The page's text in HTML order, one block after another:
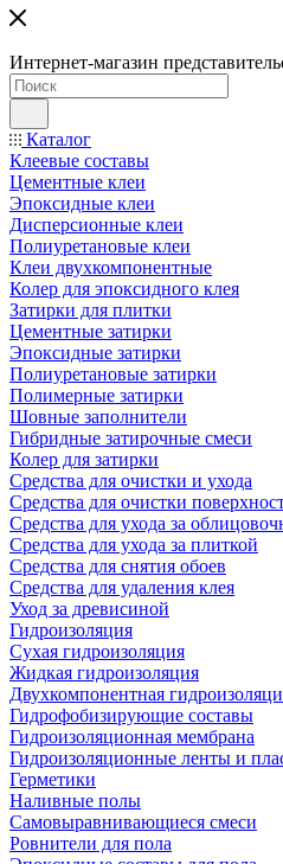
Интернет-магазин
Каталог
Клеевые составы
Цементные клеи
Эпоксидные клеи
Дисперсионные клеи
Полиуретановые клеи
Клеи двухкомпонентные
Колер для эпоксидного клея
Затирки для плитки
Цементные затирки
Эпоксидные затирки
Полиуретановые затирки
Полимерные затирки
Шовные заполнители
Гибридные затирочные смеси
Колер для затирки
Средства для очистки и ухода
Средства для очистки
Средства для ухода за
Средства для ухода за плиткой
Средства для снятия обоев
Средства для удаления клея
Уход за древисиной
Гидроизоляция
Сухая гидроизоляция
Жидкая гидроизоляция
Двухкомпонентная
Гидрофобизирующие составы
Гидроизоляционная мембрана
Гидроизоляционные ленты и
Герметики
Наливные полы
Самовыравнивающиеся смеси
Ровнители для пола